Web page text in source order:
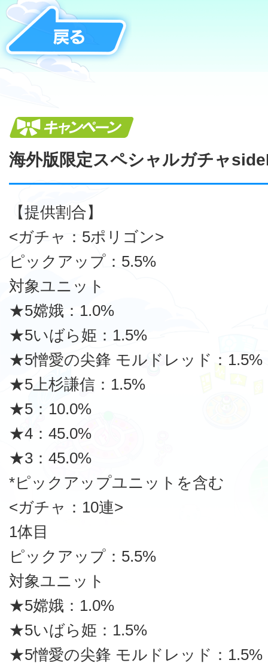
海外版限定スペシャルガチャ
【提供割合】
<ガチャ：5ポリゴン>
ピックアップ：5.5%
対象ユニット
★5嫦娥：1.0%
★5いばら姫：1.5%
★5憎愛の尖鋒 モルドレッド：1.5%
★5上杉謙信：1.5%
★5：10.0%
★4：45.0%
★3：45.0%
*ピックアップユニットを含む
<ガチャ：10連>
1体目
ピックアップ：5.5%
対象ユニット
★5嫦娥：1.0%
★5いばら姫：1.5%
★5憎愛の尖鋒 モルドレッド：1.5%